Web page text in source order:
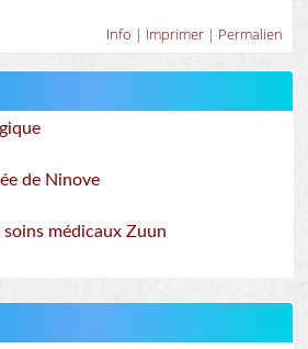
Info | Imprimer | Permalien
de Ninove
médicaux Zuun